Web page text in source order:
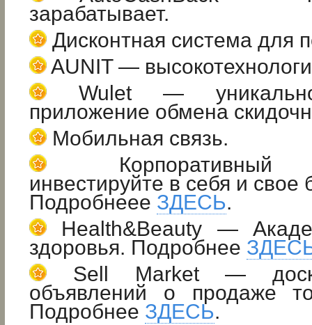
зарабатывает.
Дисконтная система для
AUNIT —
Wulet —
приложение обмена
Мобильная связь.
Корпоративный
инвестируйте в себя и свое
Подробнеее ЗДЕСЬ.
Health&Beauty —
здоровья. Подробнее
Sell Market —
объявлений о продаже
Подробнее ЗДЕСЬ.